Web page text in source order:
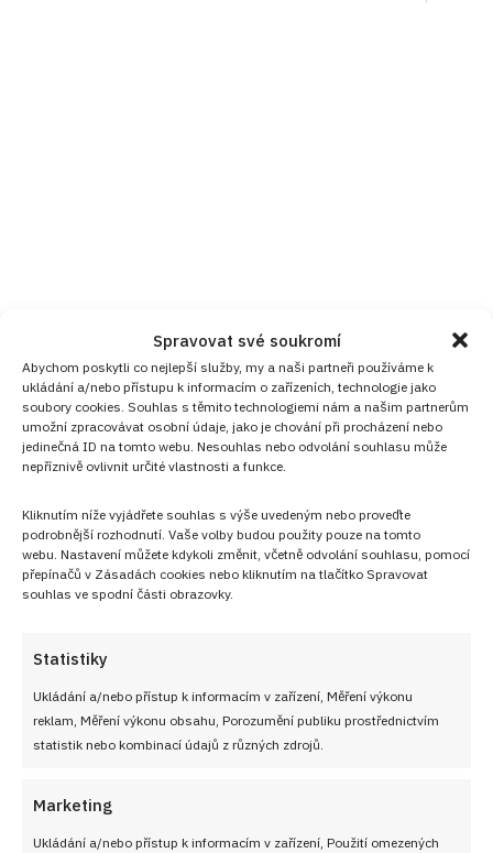
Spravovat své soukromí
Abychom poskytli co nejlepší služby, my a naši partneři používáme k
ukládání a/nebo přístupu k informacím o zařízeních, technologie jako
soubory cookies. Souhlas s těmito technologiemi nám a našim partnerům
umožní zpracovávat osobní údaje, jako je chování při procházení nebo
jedinečná ID na tomto webu. Nesouhlas nebo odvolání souhlasu může
nepříznivě ovlivnit určité vlastnosti a funkce.
Kliknutím níže vyjádřete souhlas s výše uvedeným nebo proveďte
podrobnější rozhodnutí. Vaše volby budou použity pouze na tomto
webu. Nastavení můžete kdykoli změnit, včetně odvolání souhlasu, pomocí
přepínačů v Zásadách cookies nebo kliknutím na tlačítko Spravovat
souhlas ve spodní části obrazovky.
Statistiky
Ukládání a/nebo přístup k informacím v zařízení, Měření výkonu
reklam, Měření výkonu obsahu, Porozumění publiku prostřednictvím
statistik nebo kombinací údajů z různých zdrojů.
Marketing
Ukládání a/nebo přístup k informacím v zařízení, Použití omezených
PŘEDCHOZÍ RECEPT
pochoutka, která stojí za
DALŠÍ RECEPT